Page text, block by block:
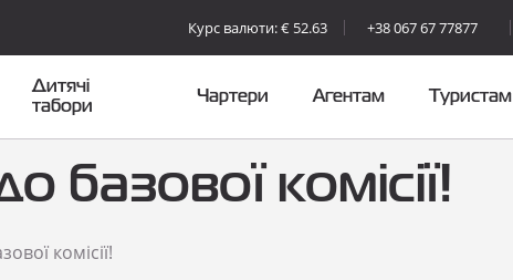
Курс валюти: € 52.63 +38 067 67 77877
Дитячі
табори
Чартери Агентам Туристам
базової комісії!
комісії!